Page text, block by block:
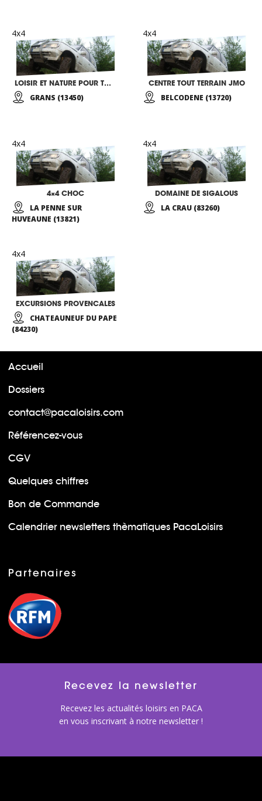
4x4
LOISIR ET NATURE POUR TOUS
GRANS (13450)
4x4
CENTRE TOUT TERRAIN JMO
BELCODENE (13720)
4x4
4×4 CHOC
LA PENNE SUR
HUVEAUNE (13821)
4x4
DOMAINE DE SIGALOUS
LA CRAU (83260)
4x4
EXCURSIONS PROVENCALES
CHATEAUNEUF DU PAPE
(84230)
Accueil
Dossiers
contact@pacaloisirs.com
Référencez-vous
CGV
Quelques chiffres
Bon de Commande
Calendrier newsletters thèmatiques PacaLoisirs
Partenaires
Recevez la newsletter
Recevez les actualités loisirs en PACA
en vous inscrivant à notre newsletter !